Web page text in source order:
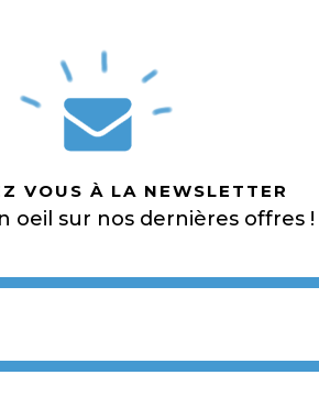
VOUS À LA NEWSLETTER
oeil sur nos dernières offres !